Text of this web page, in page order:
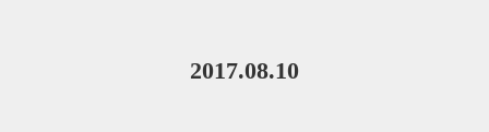
2017.08.10